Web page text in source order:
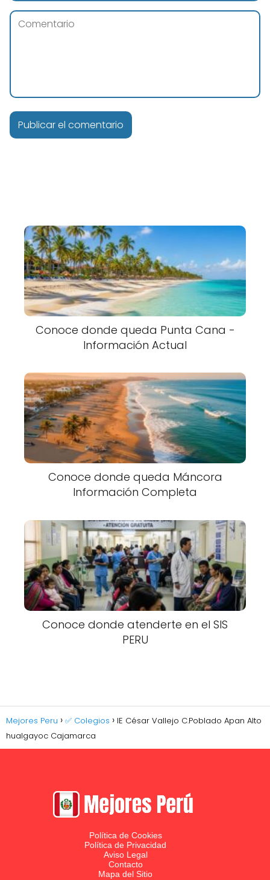
Conoce donde queda Punta Cana -
Información Actual
Conoce donde queda Máncora
Información Completa
Conoce donde atenderte en el SIS
PERU
Mejores Peru ✅ Colegios
IE César Vallejo C.Poblado Apan Alto
hualgayoc Cajamarca
Política de Cookies
Política de Privacidad
Aviso Legal
Contacto
Mapa del Sitio